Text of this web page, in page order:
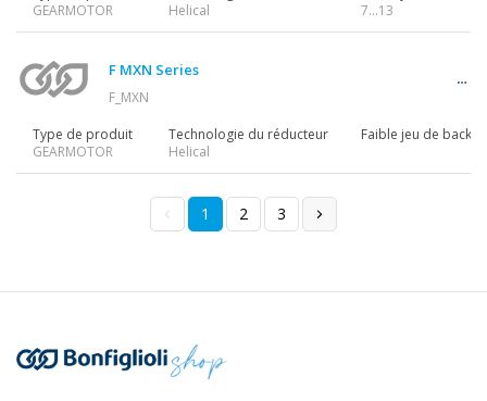
GEARMOTOR
Helical
7…13
F MXN Series
F_MXN
Type de produit
GEARMOTOR
Technologie du réducteur
Helical
Faible jeu de
1 2 3